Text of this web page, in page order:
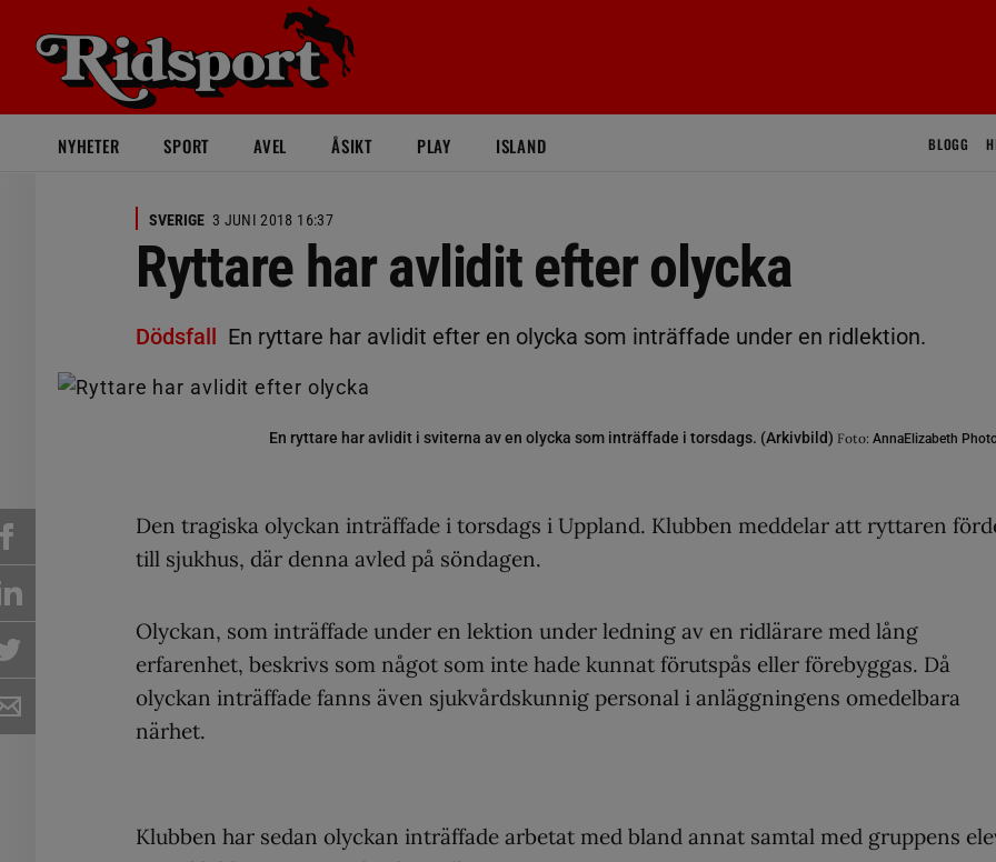
NYHETER SPORT AVEL ÅSIKT PLAY ISLAND BLOGG
SVERIGE 3 JUNI 2018 16:37
Ryttare har avlidit efter olycka
Dödsfall En ryttare har avlidit efter en olycka som inträffade under en ridlektion.
En ryttare har avlidit i sviterna av en olycka som inträffade i torsdags. (Arkivbild) Foto: AnnaElizabeth
Den tragiska olyckan inträffade i torsdags i Uppland. Klubben meddelar att ryttaren
till sjukhus, där denna avled på söndagen.
Olyckan, som inträffade under en lektion under ledning av en ridlärare med lång
erfarenhet, beskrivs som något som inte hade kunnat förutspås eller förebyggas. Då
olyckan inträffade fanns även sjukvårdskunnig personal i anläggningens omedelbara
närhet.
Klubben har sedan olyckan inträffade arbetat med bland annat samtal med gruppens